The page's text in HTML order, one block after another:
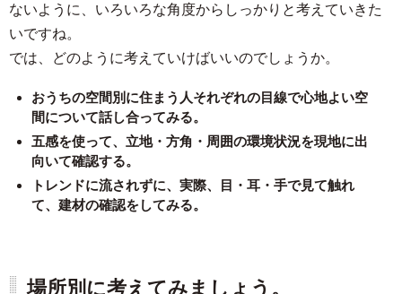
ないように、いろいろな角度からしっかりと考えていきた
いですね。
では、どのように考えていけばいいのでしょうか。
おうちの空間別に住まう人それぞれの目線で心地よい空
間について話し合ってみる。
五感を使って、立地・方角・周囲の環境状況を現地に出
向いて確認する。
トレンドに流されずに、実際、目・耳・手で見て触れ
て、建材の確認をしてみる。
場所別に考えてみましょう。